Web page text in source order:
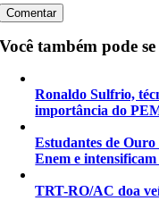
Você também pode
Ronaldo Sulfrio,
importância do
Estudantes de
Enem e
TRT-RO/AC doa